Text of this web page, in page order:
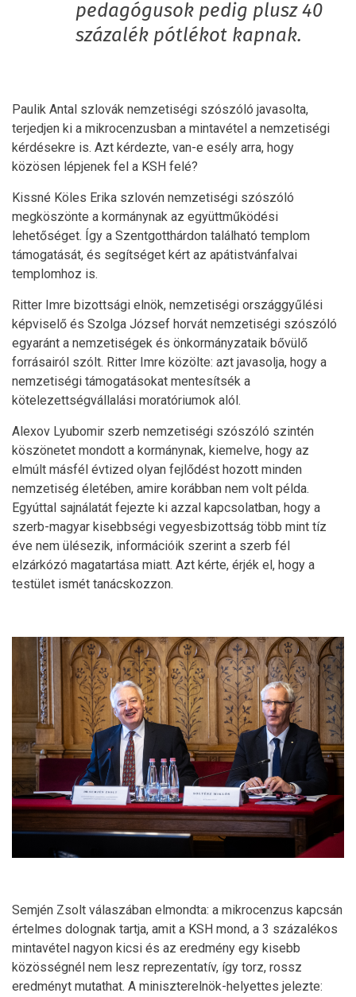
pedagógusok pedig plusz 40
százalék pótlékot kapnak.
Paulik Antal szlovák nemzetiségi szószóló javasolta,
terjedjen ki a mikrocenzusban a mintavétel a nemzetiségi
kérdésekre is. Azt kérdezte, van-e esély arra, hogy
közösen lépjenek fel a KSH felé?
Kissné Köles Erika szlovén nemzetiségi szószóló
megköszönte a kormánynak az együttműködési
lehetőséget. Így a Szentgotthárdon található templom
támogatását, és segítséget kért az apátistvánfalvai
templomhoz is.
Ritter Imre bizottsági elnök, nemzetiségi országgyűlési
képviselő és Szolga József horvát nemzetiségi szószóló
egyaránt a nemzetiségek és önkormányzataik bővülő
forrásairól szólt. Ritter Imre közölte: azt javasolja, hogy a
nemzetiségi támogatásokat mentesítsék a
kötelezettségvállalási moratóriumok alól.
Alexov Lyubomir szerb nemzetiségi szószóló szintén
köszönetet mondott a kormánynak, kiemelve, hogy az
elmúlt másfél évtized olyan fejlődést hozott minden
nemzetiség életében, amire korábban nem volt példa.
Egyúttal sajnálatát fejezte ki azzal kapcsolatban, hogy a
szerb-magyar kisebbségi vegyesbizottság több mint tíz
éve nem ülésezik, információik szerint a szerb fél
elzárkózó magatartása miatt. Azt kérte, érjék el, hogy a
testület ismét tanácskozzon.
Semjén Zsolt válaszában elmondta: a mikrocenzus kapcsán
értelmes dolognak tartja, amit a KSH mond, a 3 százalékos
mintavétel nagyon kicsi és az eredmény egy kisebb
közösségnél nem lesz reprezentatív, így torz, rossz
eredményt mutathat. A miniszterelnök-helyettes jelezte: